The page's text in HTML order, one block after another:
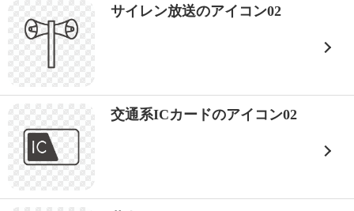
サイレン放送のアイコン02
交通系ICカードのアイコン02